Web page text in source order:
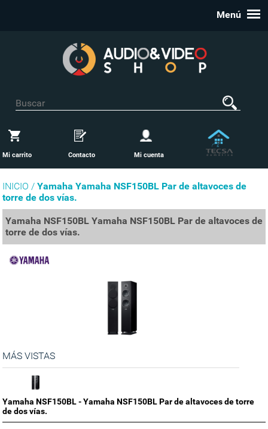
Menú
Mi carrito Contacto Mi cuenta
INICIO /Yamaha Yamaha NSF150BL Par de altavoces de
torre de dos vías.
Yamaha NSF150BL Yamaha NSF150BL Par de altavoces de
torre de dos vías.
MÁS VISTAS
Yamaha NSF150BL - Yamaha NSF150BL Par de altavoces de torre
de dos vías.